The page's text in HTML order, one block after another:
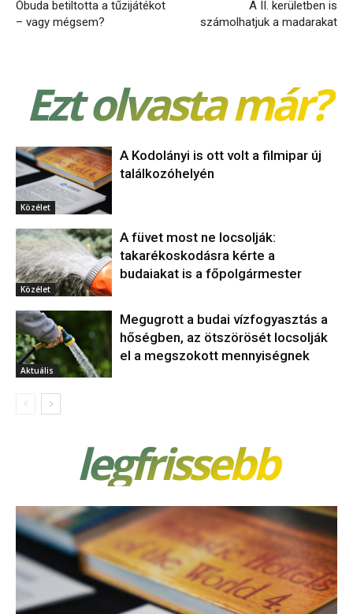
Óbuda betiltotta a tűzijátékot
– vagy mégsem?
A II. kerületben is
számolhatjuk a madarakat
Ezt olvasta már?
Közélet
A Kodolányi is ott volt a filmipar új
találkozóhelyén
Közélet
A füvet most ne locsolják:
takarékoskodásra kérte a
budaiakat is a főpolgármester
Aktuális
Megugrott a budai vízfogyasztás a
hőségben, az ötszörösét locsolják
el a megszokott mennyiségnek
legfrissebb